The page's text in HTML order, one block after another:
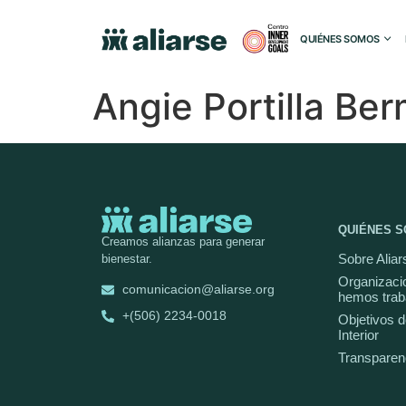
QUIÉNES SOMOS
Angie Portilla
Creamos alianzas para generar
bienestar.
comunicacion@aliarse.org
+(506) 2234-0018
QUIÉNES
Sobre
hemos
Objetivos
Interior